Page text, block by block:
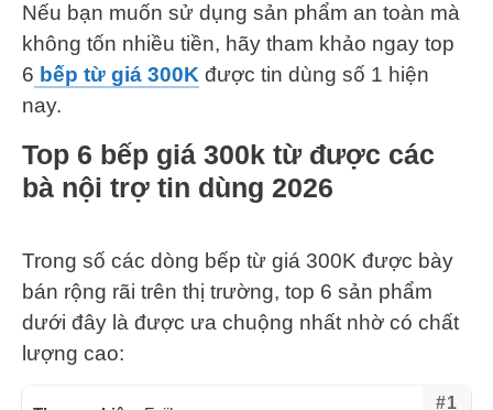
Nếu bạn muốn sử dụng sản phẩm an toàn mà
không tốn nhiều tiền, hãy tham khảo ngay top
6 bếp từ giá 300K được tin dùng số 1 hiện
nay.
Top 6 bếp giá 300k từ được các
bà nội trợ tin dùng 2026
Trong số các dòng bếp từ giá 300K được bày
bán rộng rãi trên thị trường, top 6 sản phẩm
dưới đây là được ưa chuộng nhất nhờ có chất
lượng cao:
#1